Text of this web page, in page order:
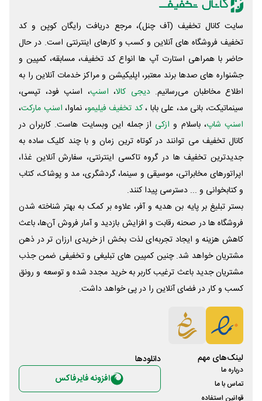
سایت کانال تخفیف (آف چنل)، مرجع دریافت رایگان کوپن و کد
تخفیف فروشگاه های آنلاین و کسب و‌ کارهای اینترنتی است. در حال
حاضر با همراهی استارت آپ ها انواع کد تخفیف، مسابقه، کمپین و
جشنواره های صدها برند معتبر، اپلیکیشن و مراکز خدمات آنلاین را به
اطلاع مخاطبان می‌رسانیم. دیجی کالا، اسنپ، اسنپ فود، تپسی،
سینماتیکت، بانی مد، علی‌ بابا ،کد تخفیف فیلیمو، نماوا، اسنپ مارکت،
اسنپ شاپ، باسلام و ازکی از جمله این وبسایت ‌هاست. کاربران در
کانال تخفیف می توانند در کوتاه ترین زمان و با چند کلیک ساده به
جدیدترین تخفیف ها در گروه تاکسی اینترنتی، سفارش آنلاین غذا،
اپراتورهای مخابراتی، موسیقی و سینما، گردشگری، مد و پوشاک، کتاب
و کتابخوانی و ... دسترسی پیدا کنند.
بستر تبلیغ بر پایه بن هدیه و آفر، علاوه بر کمک به بهتر شناخته شدن
فروشگاه ها در صحنه رقابت و افزایش بازدید و آمار فروش آن‌ها، باعث
کاهش هزینه و ایجاد تجربه‌ای لذت بخش از خریدی ارزان تر در ذهن
مشتریان خواهد شد. چنین کمپین های تبلیغی و تخفیفی ضمن جذب
مشتریان جدید باعث ترغیب کاربر به خرید مجدد شده و توسعه و رونق
کسب و کار در فضای آنلاین را در پی خواهد داشت.
لینک‌های مهم
درباره ما
تماس با ما
قوانین استفاده
دانلود‌ها
افزونه فایرفاکس